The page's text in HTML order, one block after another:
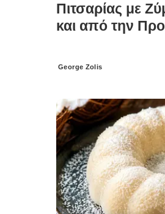
Πιτσαρίας με
και από την
Posted
George Zolis